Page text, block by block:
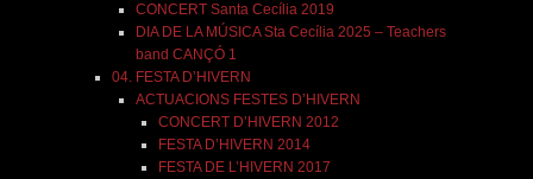
CONCERT Santa Cecília 2019
DIA DE LA MÚSICA Sta Cecília 2025 – Teachers
band CANÇÓ 1
04. FESTA D’HIVERN
ACTUACIONS FESTES D’HIVERN
CONCERT D’HIVERN 2012
FESTA D’HIVERN 2014
FESTA DE L’HIVERN 2017